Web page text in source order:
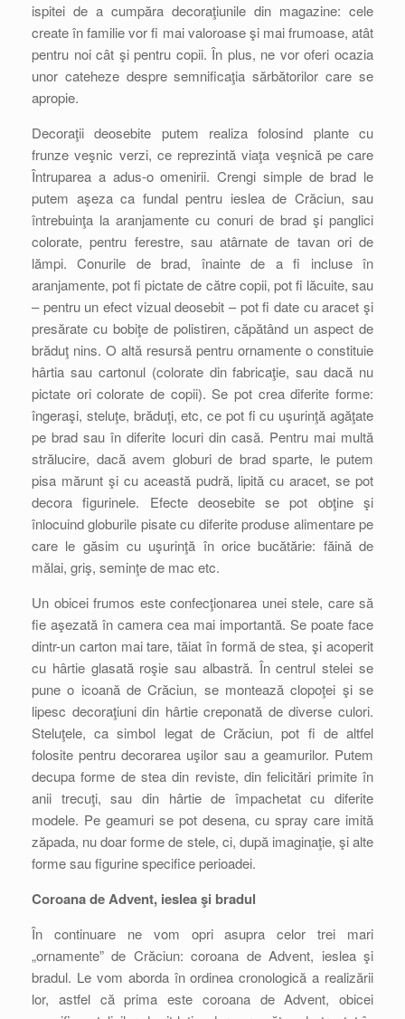
ispitei de a cumpăra decoraţiunile din magazine: cele
create în familie vor fi mai valoroase şi mai frumoase, atât
pentru noi cât şi pentru copii. În plus, ne vor oferi ocazia
unor cateheze despre semnificaţia sărbătorilor care se
apropie.
Decoraţii deosebite putem realiza folosind plante cu
frunze veşnic verzi, ce reprezintă viaţa veşnică pe care
Întruparea a adus-o omenirii. Crengi simple de brad le
putem aşeza ca fundal pentru ieslea de Crăciun, sau
întrebuinţa la aranjamente cu conuri de brad şi panglici
colorate, pentru ferestre, sau atârnate de tavan ori de
lămpi. Conurile de brad, înainte de a fi incluse în
aranjamente, pot fi pictate de către copii, pot fi lăcuite, sau
– pentru un efect vizual deosebit – pot fi date cu aracet şi
presărate cu bobiţe de polistiren, căpătând un aspect de
brăduţ nins. O altă resursă pentru ornamente o constituie
hârtia sau cartonul (colorate din fabricaţie, sau dacă nu
pictate ori colorate de copii). Se pot crea diferite forme:
îngeraşi, steluţe, brăduţi, etc, ce pot fi cu uşurinţă agăţate
pe brad sau în diferite locuri din casă. Pentru mai multă
strălucire, dacă avem globuri de brad sparte, le putem
pisa mărunt şi cu această pudră, lipită cu aracet, se pot
decora figurinele. Efecte deosebite se pot obţine şi
înlocuind globurile pisate cu diferite produse alimentare pe
care le găsim cu uşurinţă în orice bucătărie: făină de
mălai, griş, seminţe de mac etc.
Un obicei frumos este confecţionarea unei stele, care să
fie aşezată în camera cea mai importantă. Se poate face
dintr-un carton mai tare, tăiat în formă de stea, şi acoperit
cu hârtie glasată roşie sau albastră. În centrul stelei se
pune o icoană de Crăciun, se montează clopoţei şi se
lipesc decoraţiuni din hârtie creponată de diverse culori.
Steluţele, ca simbol legat de Crăciun, pot fi de altfel
folosite pentru decorarea uşilor sau a geamurilor. Putem
decupa forme de stea din reviste, din felicitări primite în
anii trecuţi, sau din hârtie de împachetat cu diferite
modele. Pe geamuri se pot desena, cu spray care imită
zăpada, nu doar forme de stele, ci, după imaginaţie, şi alte
forme sau figurine specifice perioadei.
Coroana de Advent, ieslea şi bradul
În continuare ne vom opri asupra celor trei mari
„ornamente” de Crăciun: coroana de Advent, ieslea şi
bradul. Le vom aborda în ordinea cronologică a realizării
lor, astfel că prima este coroana de Advent, obicei